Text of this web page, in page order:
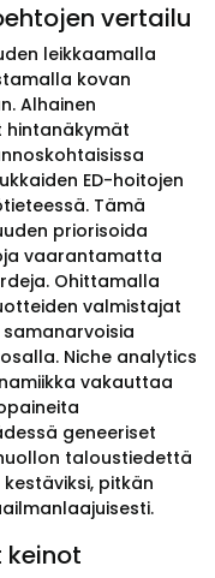
vertailu
leikkaamalla
kovan
Alhainen
hintanäkymät
ED-hoitojen
Tämä
priorisoida
vaarantamatta
Ohittamalla
valmistajat
Niche analytics
vakauttaa
geneeriset
taloustiedettä
pitkän